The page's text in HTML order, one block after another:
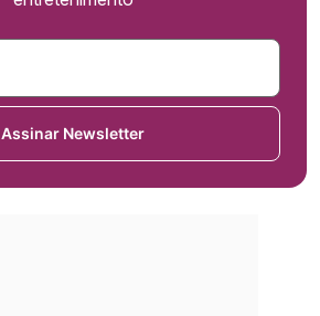
Assinar Newsletter